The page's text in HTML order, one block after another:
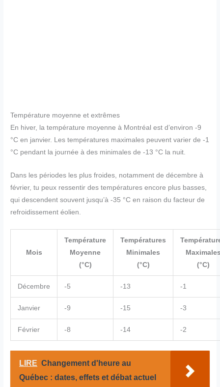
Température moyenne et extrêmes
En hiver, la température moyenne à Montréal est d’environ -9
°C en janvier. Les températures maximales peuvent varier de -1
°C pendant la journée à des minimales de -13 °C la nuit.
Dans les périodes les plus froides, notamment de décembre à
février, tu peux ressentir des températures encore plus basses,
qui descendent souvent jusqu’à -35 °C en raison du facteur de
refroidissement éolien.
Mois
Température
Moyenne
(°C)
Températures
Minimales
(°C)
(°C)
Décembre -5 -13 -1
Janvier -9 -15 -3
Février -8 -14 -2
LIRE Changement d'heure au
Québec : dates, effets et débat actuel